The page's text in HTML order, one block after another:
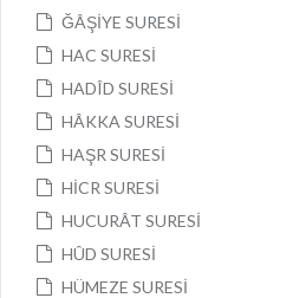
ĞÂŞİYE SURESİ
HAC SURESİ
HADÎD SURESİ
HÂKKA SURESİ
HAŞR SURESİ
HİCR SURESİ
HUCURÂT SURESİ
HÛD SURESİ
HÜMEZE SURESİ